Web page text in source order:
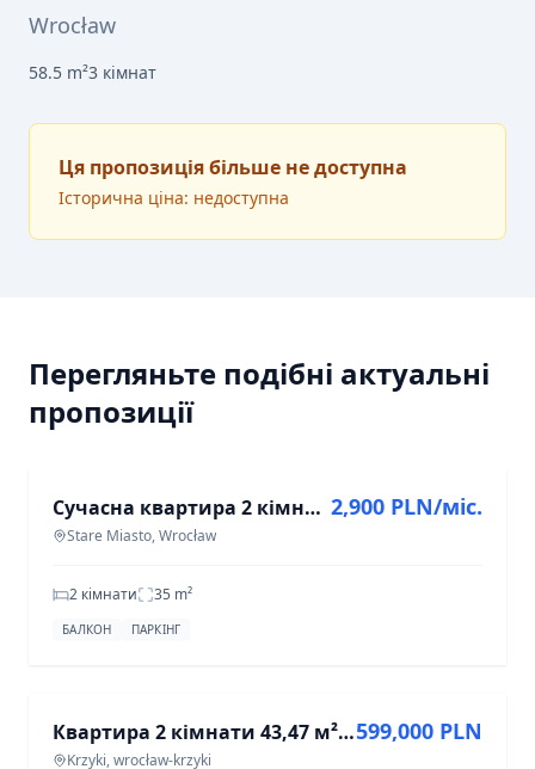
Wrocław
58.5 m²3 кімнат
Ця пропозиція більше не доступна
Історична ціна: недоступна
Перегляньте подібні актуальні
пропозиції
Сучасна квартира 2 кімнати | паркування | Вроцлав Центр
Stare Miasto, Wrocław
2,900 PLN/міс.
2 кімнати 35 m²
БАЛКОН ПАРКІНГ
Квартира 2 кімнати 43,47 м² у Вроцлаві, Крикі
Krzyki, wrocław-krzyki
599,000 PLN